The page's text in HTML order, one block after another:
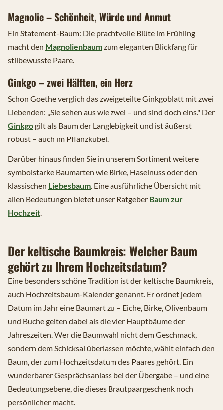
Magnolie – Schönheit, Würde und Anmut
Ein Statement-Baum: Die prachtvolle Blüte im Frühling
macht den Magnolienbaumzum eleganten Blickfang für
stilbewusste Paare.
Ginkgo – zwei Hälften, ein Herz
Schon Goethe verglich das zweigeteilte Ginkgoblatt mit zwei
Liebenden: „Sie sehen aus wie zwei – und sind doch eins." Der
Ginkgogilt als Baum der Langlebigkeit und ist äußerst
robust – auch im Pflanzkübel.
Darüber hinaus finden Sie in unserem Sortiment weitere
symbolstarke Baumarten wie Birke, Haselnuss oder den
klassischen Liebesbaum. Eine ausführliche Übersicht mit
allen Bedeutungen bietet unser Ratgeber Baum zur
Hochzeit.
Der keltische Baumkreis: Welcher Baum
gehört zu Ihrem Hochzeitsdatum?
Eine besonders schöne Tradition ist der keltische Baumkreis,
auch Hochzeitsbaum-Kalender genannt. Er ordnet jedem
Datum im Jahr eine Baumart zu – Eiche, Birke, Olivenbaum
und Buche gelten dabei als die vier Hauptbäume der
Jahreszeiten. Wer die Baumwahl nicht dem Geschmack,
sondern dem Schicksal überlassen möchte, wählt einfach den
Baum, der zum Hochzeitsdatum des Paares gehört. Ein
wunderbarer Gesprächsanlass bei der Übergabe – und eine
Bedeutungsebene, die dieses Brautpaargeschenk noch
persönlicher macht.